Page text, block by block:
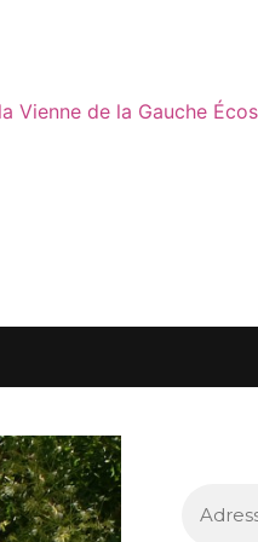
Vienne de la Gauche